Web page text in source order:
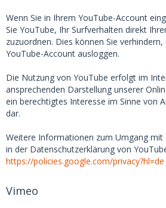
Wenn Sie in Ihrem YouTube-Account
Sie YouTube, Ihr Surfverhalten direkt
zuzuordnen. Dies können Sie
YouTube-Account ausloggen.
Die Nutzung von YouTube erfolgt im
ansprechenden Darstellung unserer
ein berechtigtes Interesse im Sinne von
dar.
Weitere Informationen zum Umgang mit
in der Datenschutzerklärung von
https://policies.google.com/privacy?hl=de
Vimeo